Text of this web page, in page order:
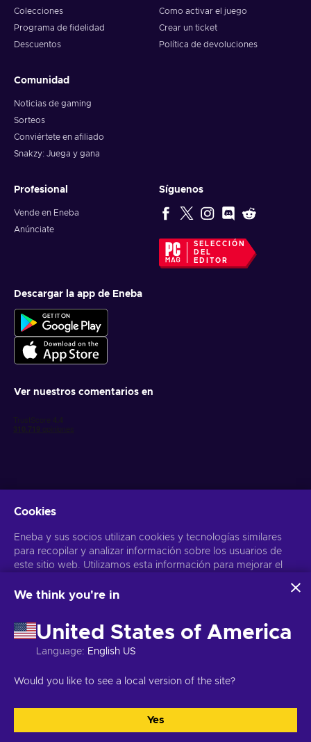
Colecciones
Programa de fidelidad
Descuentos
Como activar el juego
Crear un ticket
Política de devoluciones
Comunidad
Noticias de gaming
Sorteos
Conviértete en afiliado
Snakzy: Juega y gana
Profesional
Vende en Eneba
Anúnciate
Síguenos
SELECCIÓN
DEL
EDITOR
Descargar la app de Eneba
Ver nuestros comentarios en
Obtén ofertas personalizadas de videojuegos
Suscribirse
Puedes darte de baja en cualquier momento. Visita el apartadoAviso
Copyright © 2026 Eneba. Todos los derechos reservados.
Cookies
Eneba y sus socios utilizan cookies y tecnologías similares
para recopilar y analizar información sobre los usuarios de
este sitio web. Utilizamos esta información para mejorar el
personales también pueden emplearse para personalizar los
Al hacer clic en «Aceptar todo», das tu consentimiento para
que Eneba y sus socios utilicen estas tecnologías. Puedes
ajustar tu consentimiento haciendo clic en «Personalizar»
tus datos, consulta la Seguridad y Privacidad de Google
We think you're in
United States of America
Language: English US
Would you like to see a local version of the site?
Yes